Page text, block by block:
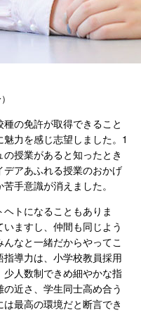
の免許が取得できること
力を感じ志望しました。1
授業があると知ったとき
アあふれる授業のおかげ
手意識が消えました。
トになることもありま
ますし、仲間も同じよう
なと一緒だからやってこ
導力は、小学校教員採用
人数制できめ細やかな指
近さ、学生同士高め合う
最高の環境だと断言でき